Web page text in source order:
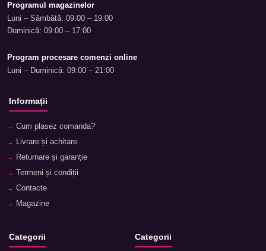
Programul magazinelor
Luni – Sâmbătă: 09:00 – 19:00
Duminică: 09:00 – 17:00
Program procesare comenzi online
Luni – Duminică: 09:00 – 21:00
Informații
Cum plasez comanda?
Livrare și achitare
Returnare și garanție
Termeni și condiții
Contacte
Magazine
Categorii Categorii